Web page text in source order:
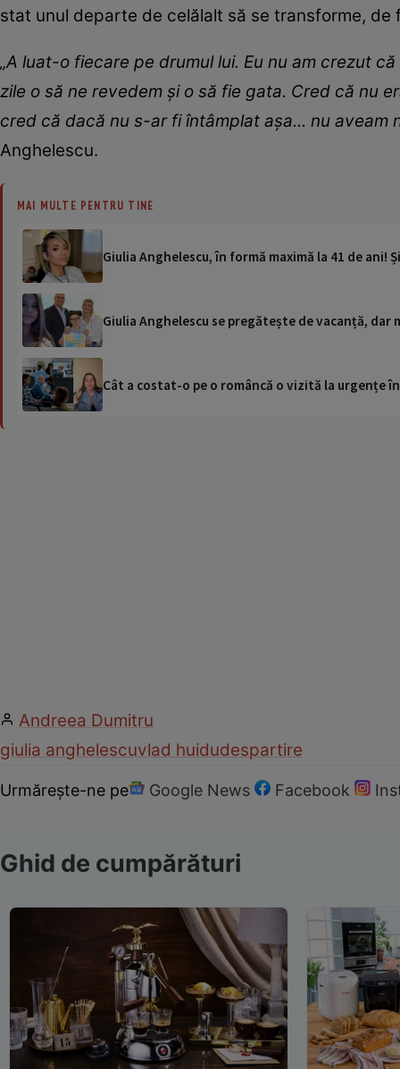
stat unul departe de celălalt să se transforme,
„A luat-o fiecare pe drumul lui. Eu nu am crezut
zile o să ne revedem și o să fie gata. Cred că nu
cred că dacă nu s-ar fi întâmplat așa... nu aveam
Anghelescu.
MAI MULTE PENTRU TINE
Giulia Anghelescu, în formă maximă la 41 de ani!
Giulia Anghelescu se pregătește de vacanță,
Cât a costat-o pe o româncă o vizită la urgențe
Andreea Dumitru
giulia anghelescuvlad huidudespartire
Urmărește-ne pe Google News Facebook
Ghid de cumpărături